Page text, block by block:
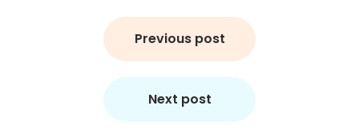
Previous post
Next post